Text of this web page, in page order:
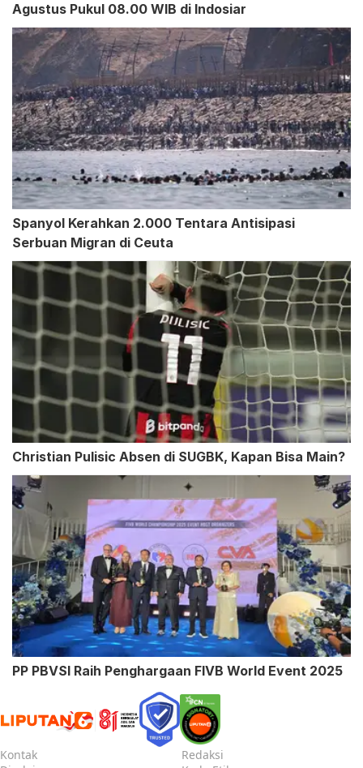
Agustus Pukul 08.00 WIB di Indosiar
Spanyol Kerahkan 2.000 Tentara Antisipasi
Serbuan Migran di Ceuta
Christian Pulisic Absen di SUGBK, Kapan Bisa Main?
PP PBVSI Raih Penghargaan FIVB World Event 2025
Kontak
Redaksi